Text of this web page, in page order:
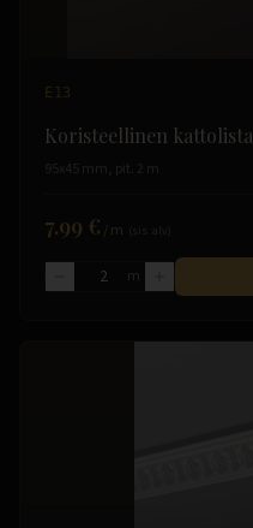
E13
Koristeellinen kattolista
95x45 mm, pit. 2 m
7.99 € /m
m